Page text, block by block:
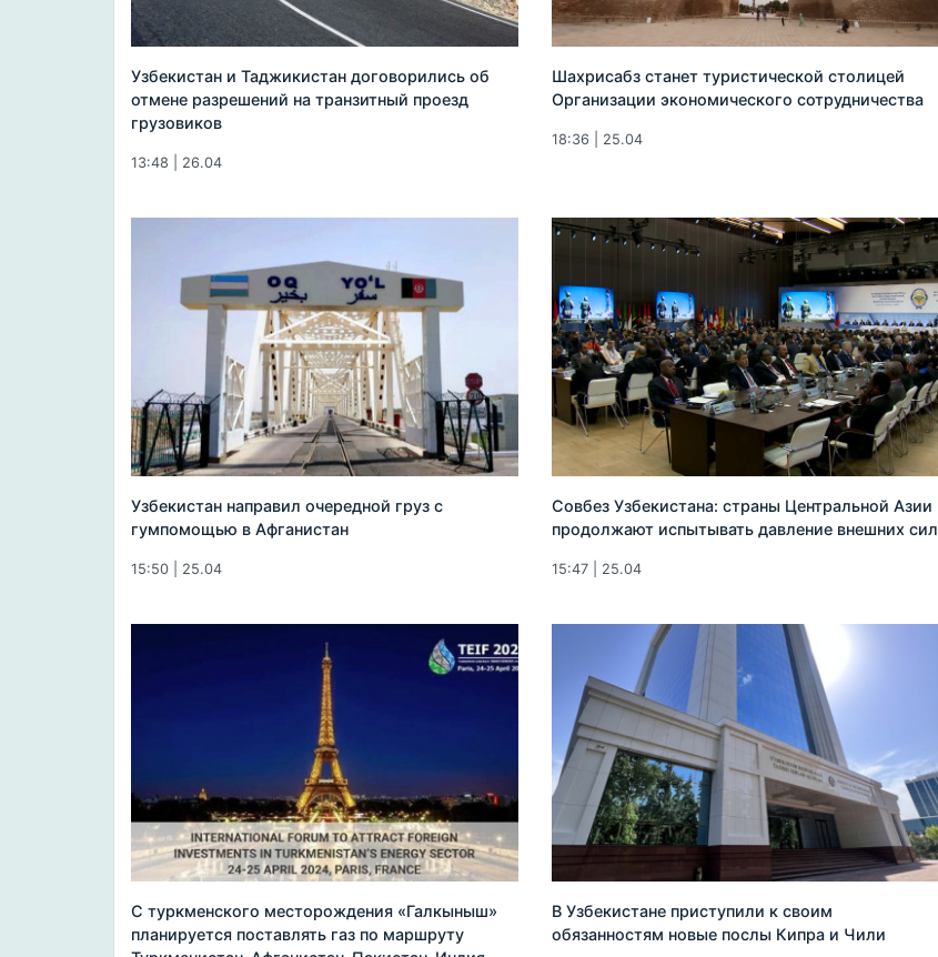
Узбекистан и Таджикистан договорились об
отмене разрешений на транзитный проезд
грузовиков
13:48 | 26.04
Шахрисабз станет туристической столицей
Организации экономического сотрудничества
18:36 | 25.04
Узбекистан направил очередной груз с
гумпомощью в Афганистан
15:50 | 25.04
Совбез Узбекистана: страны Центральной Азии
продолжают испытывать давление внешних сил
15:47 | 25.04
С туркменского месторождения «Галкыныш»
планируется поставлять газ по маршруту
В Узбекистане приступили к своим
обязанностям новые послы Кипра и Чили